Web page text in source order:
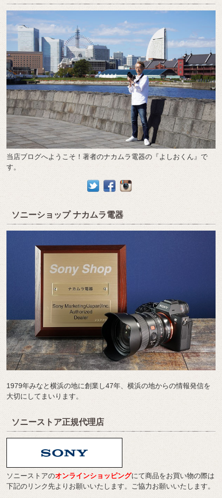
当店ブログへようこそ！著者のナカムラ電器の『よしおくん』で
す。
ソニーショップ ナカムラ電器
1979年みなと横浜の地に創業し47年、横浜の地からの情報発信を
大切にしてまいります。
ソニーストア正規代理店
ソニーストアのオンラインショッピングにて商品をお買い物の際は
下記のリンク先よりお願いいたします。ご協力お願いいたします。